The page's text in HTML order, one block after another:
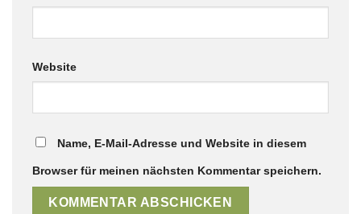
Website
Name, E-Mail-Adresse und Website in diesem
Browser für meinen nächsten Kommentar speichern.